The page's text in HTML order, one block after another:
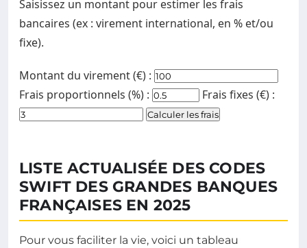
Saisissez un montant pour estimer les frais
bancaires (ex : virement international, en % et/ou
fixe).
Montant du virement (€) :
Frais proportionnels (%) :
Frais fixes (€) :
Calculer les frais
LISTE ACTUALISÉE DES CODES
SWIFT DES GRANDES BANQUES
FRANÇAISES EN 2025
Pour vous faciliter la vie, voici un tableau